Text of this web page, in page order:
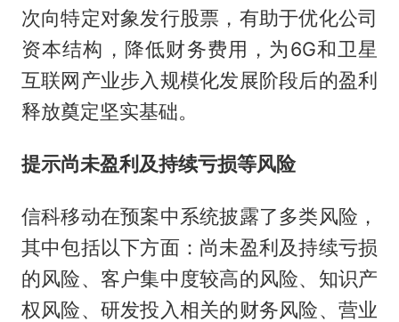
次向特定对象发行股票，有助于优化公司
资本结构，降低财务费用，为6G和卫星
互联网产业步入规模化发展阶段后的盈利
释放奠定坚实基础。
提示尚未盈利及持续亏损等风险
信科移动在预案中系统披露了多类风险，
其中包括以下方面：尚未盈利及持续亏损
的风险、客户集中度较高的风险、知识产
权风险、研发投入相关的财务风险、营业